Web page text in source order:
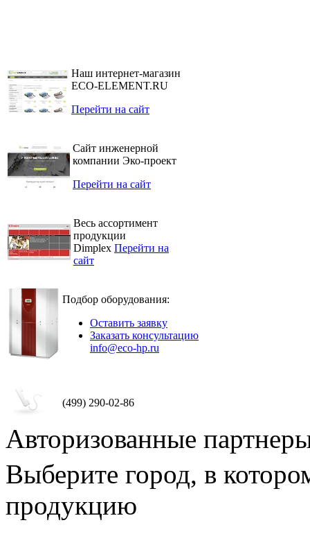
Наш интернет-магазин
ECO-ELEMENT.RU
Перейти на сайт
Сайт инженерной
компании Эко-проект
Перейти на сайт
Весь ассортимент
продукции
Dimplex Перейти на
сайт
Подбор оборудования:
Оставить заявку
Заказать консультацию
info@eco-hp.ru
(499) 290-02-86
Авторизованные
Выберите город, в
продукцию